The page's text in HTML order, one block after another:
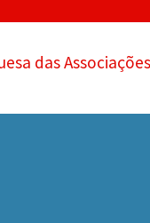
das